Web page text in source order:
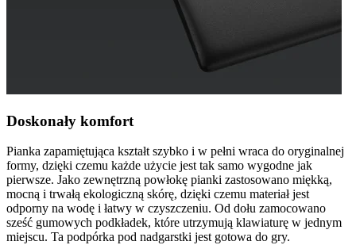
Doskonały komfort
Pianka zapamiętująca kształt szybko i w pełni wraca do oryginalnej
formy, dzięki czemu każde użycie jest tak samo wygodne jak
pierwsze. Jako zewnętrzną powłokę pianki zastosowano miękką,
mocną i trwałą ekologiczną skórę, dzięki czemu materiał jest
odporny na wodę i łatwy w czyszczeniu. Od dołu zamocowano
sześć gumowych podkładek, które utrzymują klawiaturę w jednym
miejscu. Ta podpórka pod nadgarstki jest gotowa do gry.